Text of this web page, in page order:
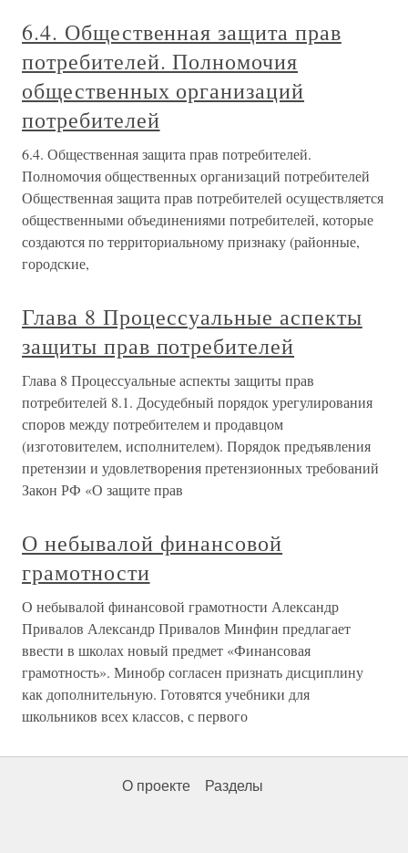
6.4. Общественная защита прав
потребителей. Полномочия
общественных организаций
потребителей
6.4. Общественная защита прав потребителей.
Полномочия общественных организаций потребителей
Общественная защита прав потребителей осуществляется
общественными объединениями потребителей, которые
создаются по территориальному признаку (районные,
городские,
Глава 8 Процессуальные аспекты
защиты прав потребителей
Глава 8 Процессуальные аспекты защиты прав
потребителей 8.1. Досудебный порядок урегулирования
споров между потребителем и продавцом
(изготовителем, исполнителем). Порядок предъявления
претензии и удовлетворения претензионных требований
Закон РФ «О защите прав
О небывалой финансовой
грамотности
О небывалой финансовой грамотности Александр
Привалов Александр Привалов Минфин предлагает
ввести в школах новый предмет «Финансовая
грамотность». Минобр согласен признать дисциплину
как дополнительную. Готовятся учебники для
школьников всех классов, с первого
О проекте Разделы